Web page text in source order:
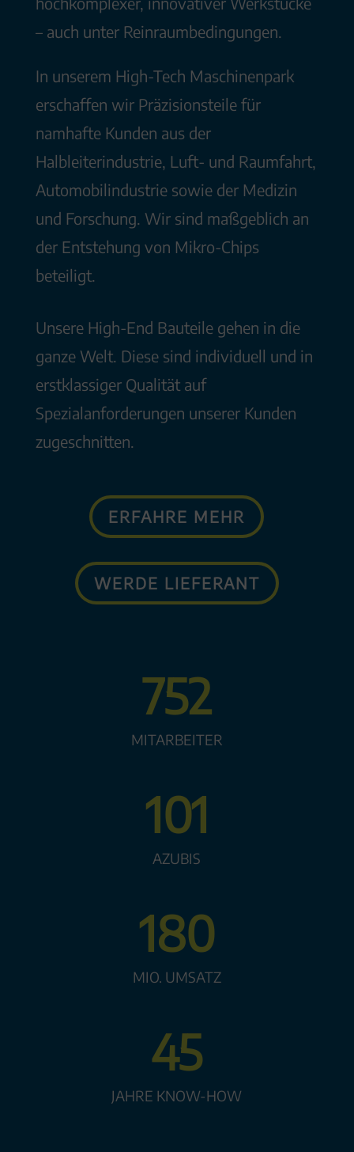
– auch unter Reinraumbedingungen.
In unserem High-Tech Maschinenpark
erschaffen wir Präzisionsteile für
namhafte Kunden aus der
Halbleiterindustrie, Luft- und Raumfahrt,
Automobilindustrie sowie der Medizin
und Forschung. Wir sind maßgeblich an
der Entstehung von Mikro-Chips
beteiligt.
Unsere High-End Bauteile gehen in die
ganze Welt. Diese sind individuell und in
erstklassiger Qualität auf
Spezialanforderungen unserer Kunden
zugeschnitten.
ERFAHRE MEHR
WERDE LIEFERANT
752
MITARBEITER
101
AZUBIS
180
MIO. UMSATZ
45
JAHRE KNOW-HOW